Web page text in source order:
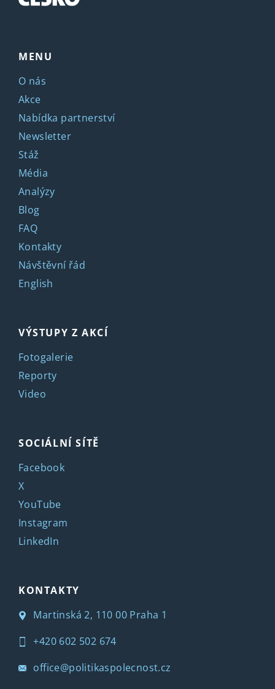
MENU
O nás
Akce
Nabídka partnerství
Newsletter
Stáž
Média
Analýzy
Blog
FAQ
Kontakty
Návštěvní řád
English
VÝSTUPY Z AKCÍ
Fotogalerie
Reporty
Video
SOCIÁLNÍ SÍTĚ
Facebook
X
YouTube
Instagram
LinkedIn
KONTAKTY
Martinská 2, 110 00 Praha 1
+420 602 502 674
office@politikaspolecnost.cz